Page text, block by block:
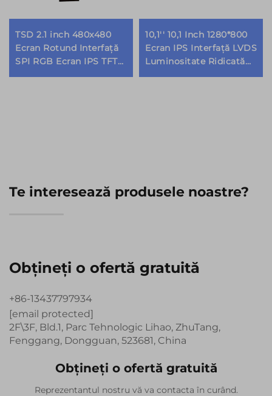
TSD 2.1 inch 480x480
Ecran Rotund Interfață
SPI RGB Ecran IPS TFT
LCD Rotund Module de
10,1'' 10,1 Inch 1280*800
Ecran IPS Interfață LVDS
Luminositate Ridicată
1000nits Module Afișaj
Te interesează produsele noastre?
Obțineți o ofertă gratuită
+86-13437797934
[email protected]
2F\3F, Bld.1, Parc Tehnologic Lihao, ZhuTang,
Fenggang, Dongguan, 523681, China
Obțineți o ofertă gratuită
Reprezentantul nostru vă va contacta în curând.